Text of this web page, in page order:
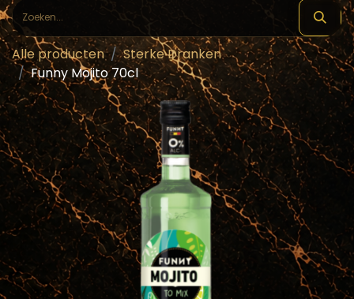
Alle producten
Sterke Dranken
Funny Mojito 70cl